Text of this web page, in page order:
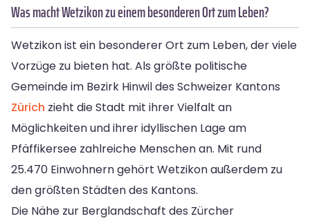
Was macht Wetzikon zu einem besonderen Ort zum Leben?
Wetzikon ist ein besonderer Ort zum Leben, der viele
Vorzüge zu bieten hat. Als größte politische
Gemeinde im Bezirk Hinwil des Schweizer Kantons
Zürich zieht die Stadt mit ihrer Vielfalt an
Möglichkeiten und ihrer idyllischen Lage am
Pfäffikersee zahlreiche Menschen an. Mit rund
25.470 Einwohnern gehört Wetzikon außerdem zu
den größten Städten des Kantons.
Die Nähe zur Berglandschaft des Zürcher